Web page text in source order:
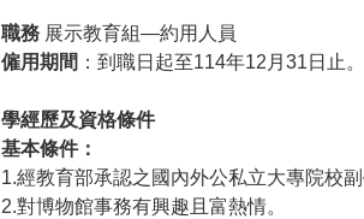
職務 展示教育組—約用人員
僱用期間 ：到職日起至114年12月31日止
學經歷及資格條件
基本條件：
1.經教育部承認之國內外公私立大專院校副
2.對博物館事務有興趣且富熱情。